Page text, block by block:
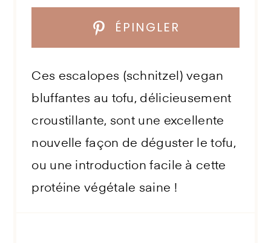
ÉPINGLER
Ces escalopes (schnitzel) vegan
bluffantes au tofu, délicieusement
croustillante, sont une excellente
nouvelle façon de déguster le tofu,
ou une introduction facile à cette
protéine végétale saine !